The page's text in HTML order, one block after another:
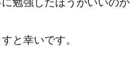
と幸いです。